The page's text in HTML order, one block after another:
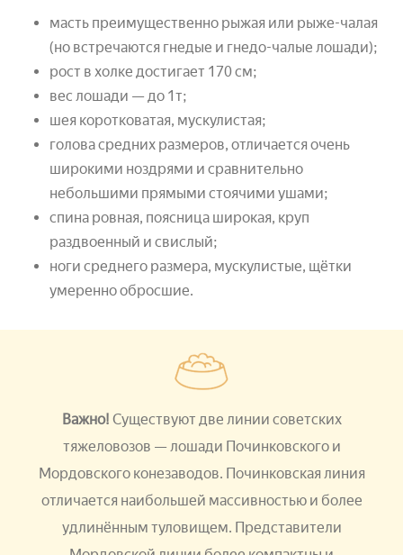
масть преимущественно рыжая или рыже-чалая
(но встречаются гнедые и гнедо-чалые лошади);
рост в холке достигает 170 см;
вес лошади — до 1т;
шея коротковатая, мускулистая;
голова средних размеров, отличается очень
широкими ноздрями и сравнительно
небольшими прямыми стоячими ушами;
спина ровная, поясница широкая, круп
раздвоенный и свислый;
ноги среднего размера, мускулистые, щётки
умеренно обросшие.
Важно! Существуют две линии советских
тяжеловозов — лошади Починковского и
Мордовского конезаводов. Починковская линия
отличается наибольшей массивностью и более
удлинённым туловищем. Представители